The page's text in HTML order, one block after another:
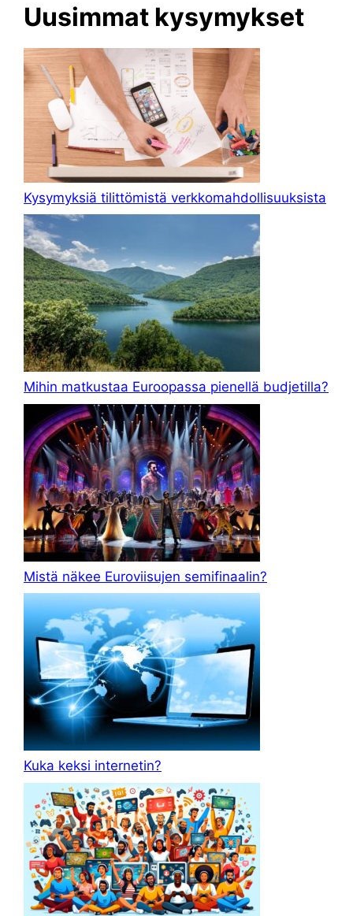
Uusimmat kysymykset
Kysymyksiä tilittömistä verkkomahdollisuuksista
Mihin matkustaa Euroopassa pienellä budjetilla?
Mistä näkee Euroviisujen semifinaalin?
Kuka keksi internetin?